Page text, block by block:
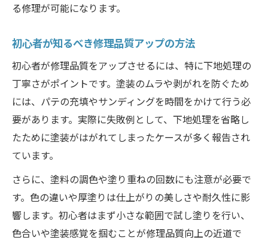
る修理が可能になります。
初心者が知るべき修理品質アップの方法
初心者が修理品質をアップさせるには、特に下地処理の
丁寧さがポイントです。塗装のムラや剥がれを防ぐため
には、パテの充填やサンディングを時間をかけて行う必
要があります。実際に失敗例として、下地処理を省略し
たために塗装がはがれてしまったケースが多く報告され
ています。
さらに、塗料の調色や塗り重ねの回数にも注意が必要で
す。色の違いや厚塗りは仕上がりの美しさや耐久性に影
響します。初心者はまず小さな範囲で試し塗りを行い、
色合いや塗装感覚を掴むことが修理品質向上の近道で